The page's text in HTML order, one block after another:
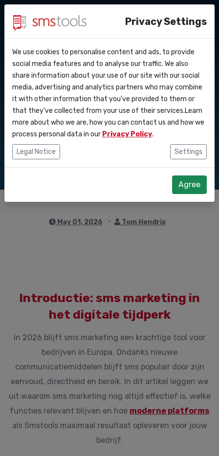
API Docs
Webhooks
Integraties
Zapier
Waarom smstools?
Blog
Service level agreement
Contact
Een offerte aanvragen
Waarom sms
marketing effectief
blijft in 2026
May 01, 2026 Tom Hendrix
Introductie: sms marketing in
het digitale tijdperk
In 2026 blijft sms marketing een krachtige tool voor
bedrijven in Europa. Ondanks nieuwe
communicatiemiddelen blijft sms populair door zijn
eenvoud, directheid en bereik. In dit artikel leggen we
uit waarom sms marketing nog altijd effectief is, welke
functies relevant blijven en hoe moderne platforms
als Smstools maximaal resultaat opleveren voor jouw
bedrijf.
Privacy Settings
We use cookies to personalise content and ads, to provide
social media features and to analyse our traffic. We also
share information about your use of our site with our social
media, advertising and analytics partners who may combine
it with other information that you’ve provided to them or
that they’ve collected from your use of their services.Learn
more about who we are, how you can contact us and how we
process personal data in our Privacy Policy.
Legal Notice Settings
Agree